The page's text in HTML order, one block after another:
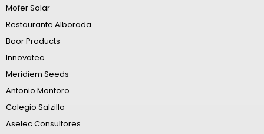
Mofer Solar
Restaurante Alborada
Baor Products
Innovatec
Meridiem Seeds
Antonio Montoro
Colegio Salzillo
Aselec Consultores